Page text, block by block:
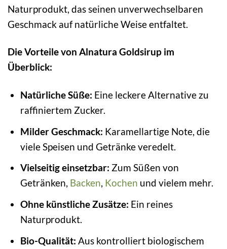
Naturprodukt, das seinen unverwechselbaren
Geschmack auf natürliche Weise entfaltet.
Die Vorteile von Alnatura Goldsirup im
Überblick:
Natürliche Süße: Eine leckere Alternative zu
raffiniertem Zucker.
Milder Geschmack: Karamellartige Note, die
viele Speisen und Getränke veredelt.
Vielseitig einsetzbar: Zum Süßen von
Getränken, Backen, Kochen und vielem mehr.
Ohne künstliche Zusätze: Ein reines
Naturprodukt.
Bio-Qualität: Aus kontrolliert biologischem